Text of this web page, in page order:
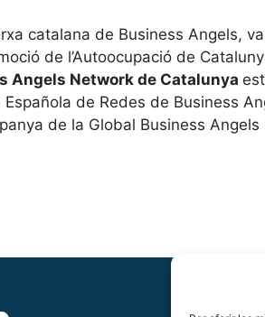
catalana de Business Angels,
de l’Autoocupació de
Angels Network de Catalunya
de Redes de Business
de la Global Business